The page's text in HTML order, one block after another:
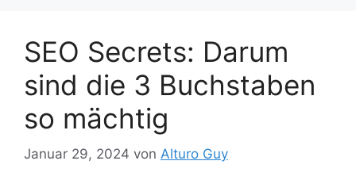
SEO Secrets: Darum
sind die 3 Buchstaben
so mächtig
Januar 29, 2024 von Alturo Guy